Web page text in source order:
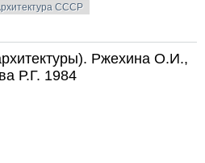
СССР
Ржехина О.И.,
Р.Г. 1984